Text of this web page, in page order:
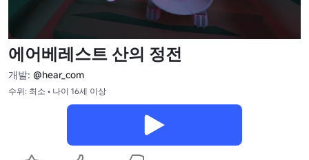
에어베레스트 산의 정전
개발: @hear_com
수위: 최소 • 나이 16세 이상